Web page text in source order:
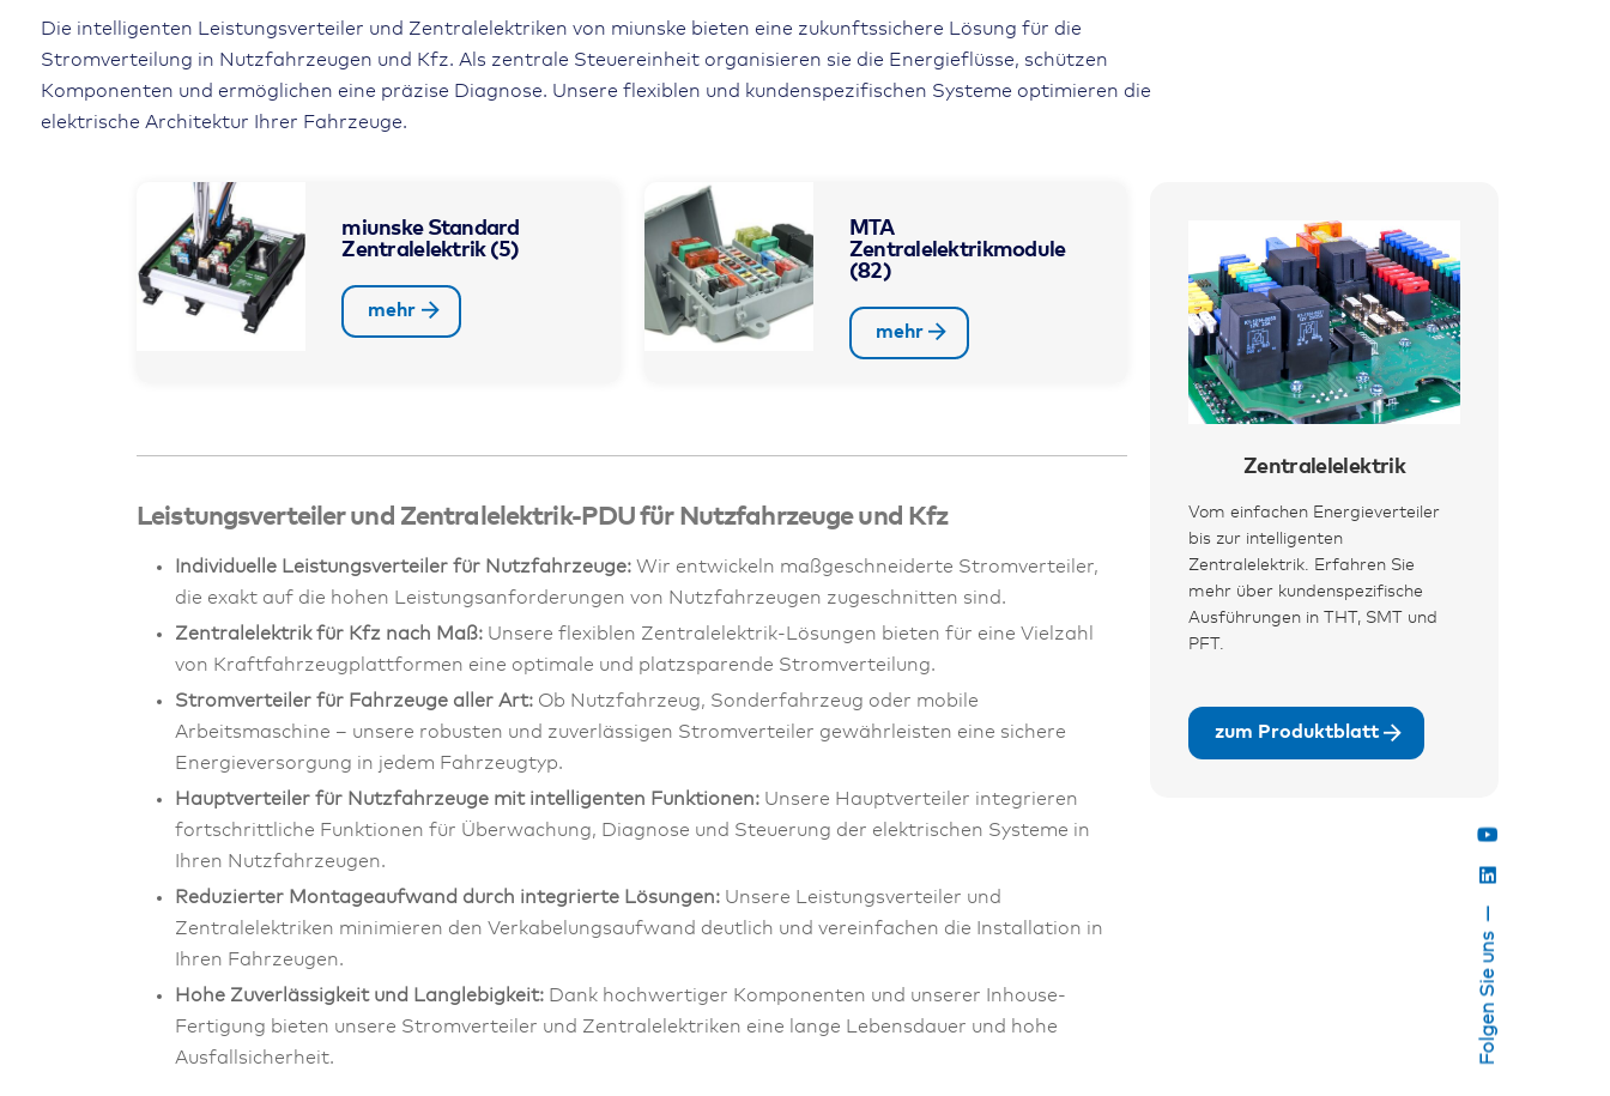
Folgen Sie uns
Die intelligenten Leistungsverteiler und Zentralelektriken von miunske bieten eine zukunftssichere Lösung für die
Stromverteilung in Nutzfahrzeugen und Kfz. Als zentrale Steuereinheit organisieren sie die Energieflüsse, schützen
Komponenten und ermöglichen eine präzise Diagnose. Unsere flexiblen und kundenspezifischen Systeme optimieren die
elektrische Architektur Ihrer Fahrzeuge.
miunske Standard
Zentralelektrik (5)
mehr
MTA
Zentralelektrikmodule
(82)
mehr
Leistungsverteiler und Zentralelektrik-PDU für Nutzfahrzeuge und Kfz
Individuelle Leistungsverteiler für Nutzfahrzeuge: Wir entwickeln maßgeschneiderte Stromverteiler,
die exakt auf die hohen Leistungsanforderungen von Nutzfahrzeugen zugeschnitten sind.
Zentralelektrik für Kfz nach Maß: Unsere flexiblen Zentralelektrik-Lösungen bieten für eine Vielzahl
von Kraftfahrzeugplattformen eine optimale und platzsparende Stromverteilung.
Stromverteiler für Fahrzeuge aller Art: Ob Nutzfahrzeug, Sonderfahrzeug oder mobile
Arbeitsmaschine – unsere robusten und zuverlässigen Stromverteiler gewährleisten eine sichere
Energieversorgung in jedem Fahrzeugtyp.
Hauptverteiler für Nutzfahrzeuge mit intelligenten Funktionen: Unsere Hauptverteiler integrieren
fortschrittliche Funktionen für Überwachung, Diagnose und Steuerung der elektrischen Systeme in
Ihren Nutzfahrzeugen.
Reduzierter Montageaufwand durch integrierte Lösungen: Unsere Leistungsverteiler und
Zentralelektriken minimieren den Verkabelungsaufwand deutlich und vereinfachen die Installation in
Ihren Fahrzeugen.
Hohe Zuverlässigkeit und Langlebigkeit: Dank hochwertiger Komponenten und unserer Inhouse-
Fertigung bieten unsere Stromverteiler und Zentralelektriken eine lange Lebensdauer und hohe
Ausfallsicherheit.
Zentralelelektrik
Vom einfachen Energieverteiler
bis zur intelligenten
Zentralelektrik. Erfahren Sie
mehr über kundenspezifische
Ausführungen in THT, SMT und
PFT.
zum Produktblatt